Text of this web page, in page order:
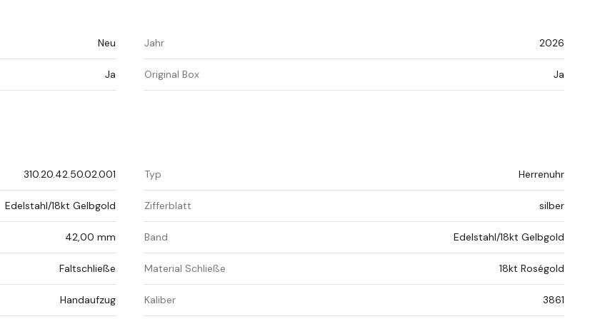
Neu Jahr 2026
Ja Original Box Ja
310.20.42.50.02.001 Typ Herrenuhr
Edelstahl/18kt Gelbgold Zifferblatt silber
42,00 mm Band Edelstahl/18kt Gelbgold
Faltschließe Material Schließe 18kt Roségold
Handaufzug Kaliber 3861